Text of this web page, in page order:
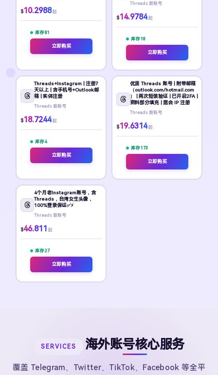
$10.2988 起
库存 81
立即购买
Threads 新账号
$14.9784 起
库存 18
立即购买
Threads+Instagram | 注册7
天以上 | 含手机号+Outlook邮
箱 | 实体注册
Threads 新账号
$18.7244 起
库存 4
立即购买
优质 Threads 账号 | 附带邮箱
（outlook.com/hotmail.com
） | 两次短信验证 | 已开启2FA |
资料部分填充 | 混合 IP 注册
Threads 新账号
$19.6314 起
库存 173
立即购买
4个月老Instagram账号，含
Threads，台湾女生头像，
100%登录保证✅⚡
Threads 新账号
$46.811 起
库存 27
立即购买
SERVICES 海外账号核心服务
覆盖 Telegram、Twitter、TikTok、Facebook 等全平